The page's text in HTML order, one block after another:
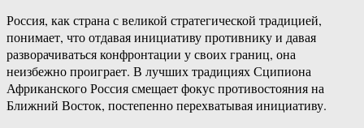
Россия, как страна с великой стратегической традицией,
понимает, что отдавая инициативу противнику и давая
разворачиваться конфронтации у своих границ, она
неизбежно проиграет. В лучших традициях Сципиона
Африканского Россия смещает фокус противостояния на
Ближний Восток, постепенно перехватывая инициативу.